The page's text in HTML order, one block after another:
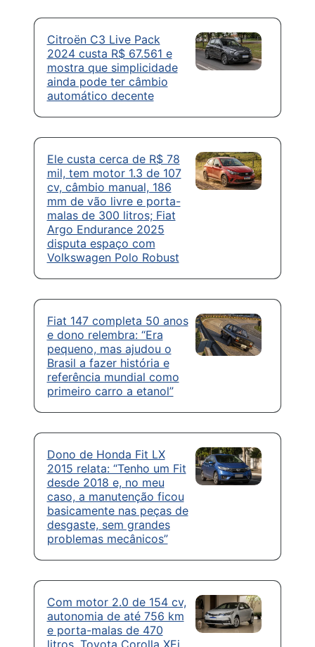
Citroën C3 Live Pack
2024 custa R$ 67.561 e
mostra que simplicidade
ainda pode ter câmbio
automático decente
Ele custa cerca de R$ 78
mil, tem motor 1.3 de 107
cv, câmbio manual, 186
mm de vão livre e porta-
malas de 300 litros; Fiat
Argo Endurance 2025
disputa espaço com
Volkswagen Polo Robust
Fiat 147 completa 50 anos
e dono relembra: “Era
pequeno, mas ajudou o
Brasil a fazer história e
referência mundial como
primeiro carro a etanol”
Dono de Honda Fit LX
2015 relata: “Tenho um Fit
desde 2018 e, no meu
caso, a manutenção ficou
basicamente nas peças de
desgaste, sem grandes
problemas mecânicos”
Com motor 2.0 de 154 cv,
autonomia de até 756 km
e porta-malas de 470